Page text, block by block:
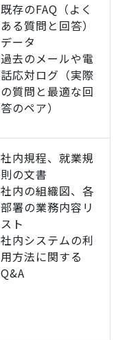
既存のFAQ（よく
ある質問と回答）
データ
過去のメールや電
話応対ログ（実際
の質問と最適な回
答のペア）
社内規程、就業規
則の文書
社内の組織図、各
部署の業務内容リ
スト
社内システムの利
用方法に関する
Q&A